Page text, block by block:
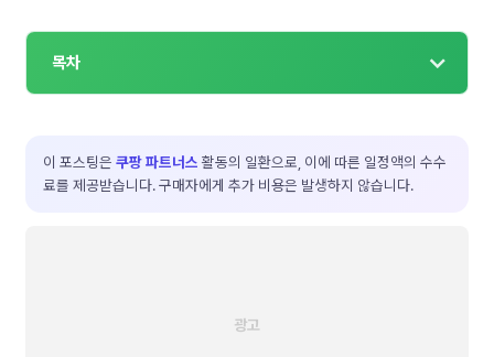
목차
이 포스팅은 쿠팡 파트너스 활동의 일환으로, 이에 따른 일정액의 수수
료를 제공받습니다. 구매자에게 추가 비용은 발생하지 않습니다.